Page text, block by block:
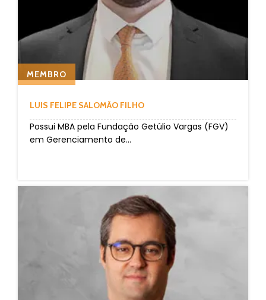
MEMBRO
LUIS FELIPE SALOMÃO FILHO
Possui MBA pela Fundação Getúlio Vargas (FGV)
em Gerenciamento de...